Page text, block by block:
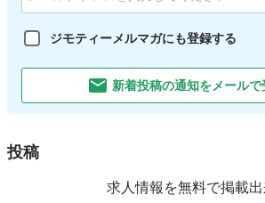
ジモティーメルマガにも登録する
新着投稿の通知をメールで
投稿
求人情報を無料で掲載出